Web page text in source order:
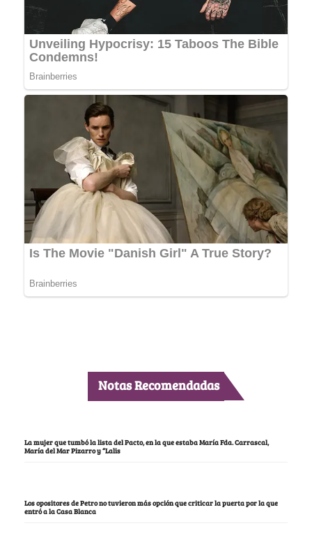
Notas Recomendadas
La mujer que tumbó la lista del Pacto, en la que estaba María Fda. Carrascal,
María del Mar Pizarro y “Lalis
Los opositores de Petro no tuvieron más opción que criticar la puerta por la que
entró a la Casa Blanca